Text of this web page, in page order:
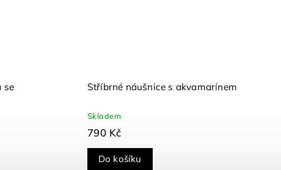
se
Stříbrné náušnice s akvamarínem
Skladem
790 Kč
Do košíku